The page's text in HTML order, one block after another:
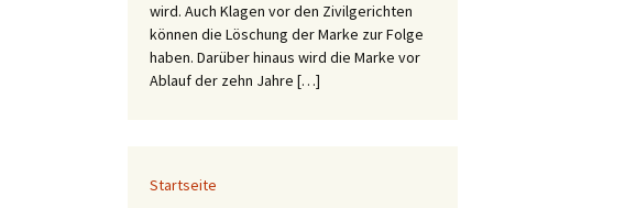
wird. Auch Klagen vor den Zivilgerichten
können die Löschung der Marke zur Folge
haben. Darüber hinaus wird die Marke vor
Ablauf der zehn Jahre […]
Startseite